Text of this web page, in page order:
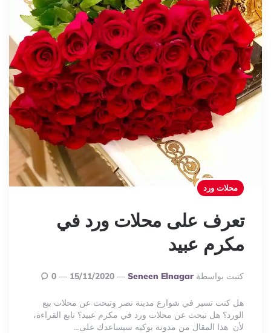
محلات ورد
تعرف على محلات ورد في
مكرم عبيد
Posted
By
كتبت بواسطة Seneen Elnagar
15/11/2020
0
هل كنت تسير في شوارع مدينة نصر وتبحث عن محلات بيع
الورد؟ هل تبحث عن محلات ورد في مكرم عبيد؟ تابع القراءة،
لأن هذا المقال من مدونة بوكيه سيساعدك على…